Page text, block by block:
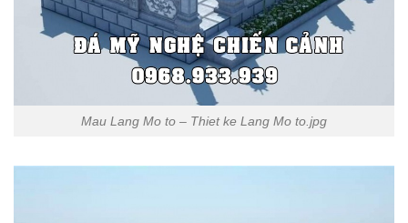
Mau Lang Mo to – Thiet ke Lang Mo to.jpg